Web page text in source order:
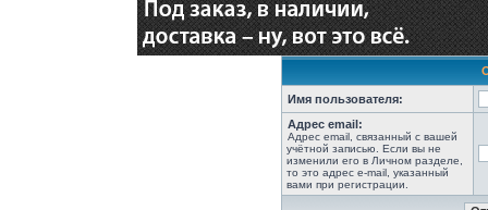
Имя пользователя:
Адрес email:
Адрес email, связанный с вашей
учётной записью. Если вы не
изменили его в Личном разделе,
то это адрес e-mail, указанный
вами при регистрации.